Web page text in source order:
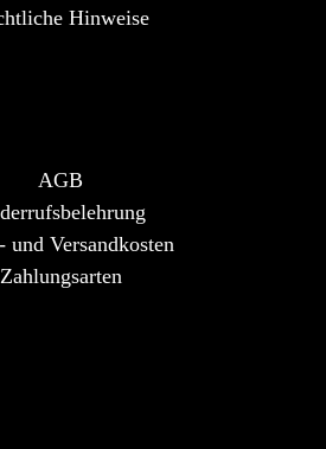
Hinweise
AGB
und Versandkosten
Zahlungsarten